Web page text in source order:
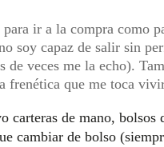
para ir a la compra como
soy capaz de salir sin
veces me la echo).
frenética que me toca
carteras de mano,
cambiar de bolso